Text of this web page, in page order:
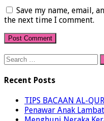
Save my name, email,
the next time I comment.
Search
for:
Recent Posts
TIPS BACAAN AL-
Penawar Anak